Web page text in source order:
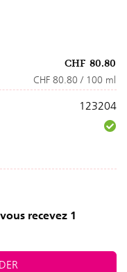
CHF 80.80
CHF 80.80 / 100 ml
123204
recevez 1